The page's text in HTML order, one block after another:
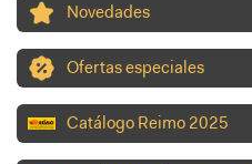
Novedades
Ofertas especiales
Catálogo Reimo 2025